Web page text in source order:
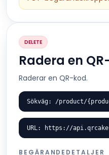
DELETE
Radera en
Raderar en QR-kod.
Sökväg: /product/
URL: https://
BEGÄRANDEDETALJER